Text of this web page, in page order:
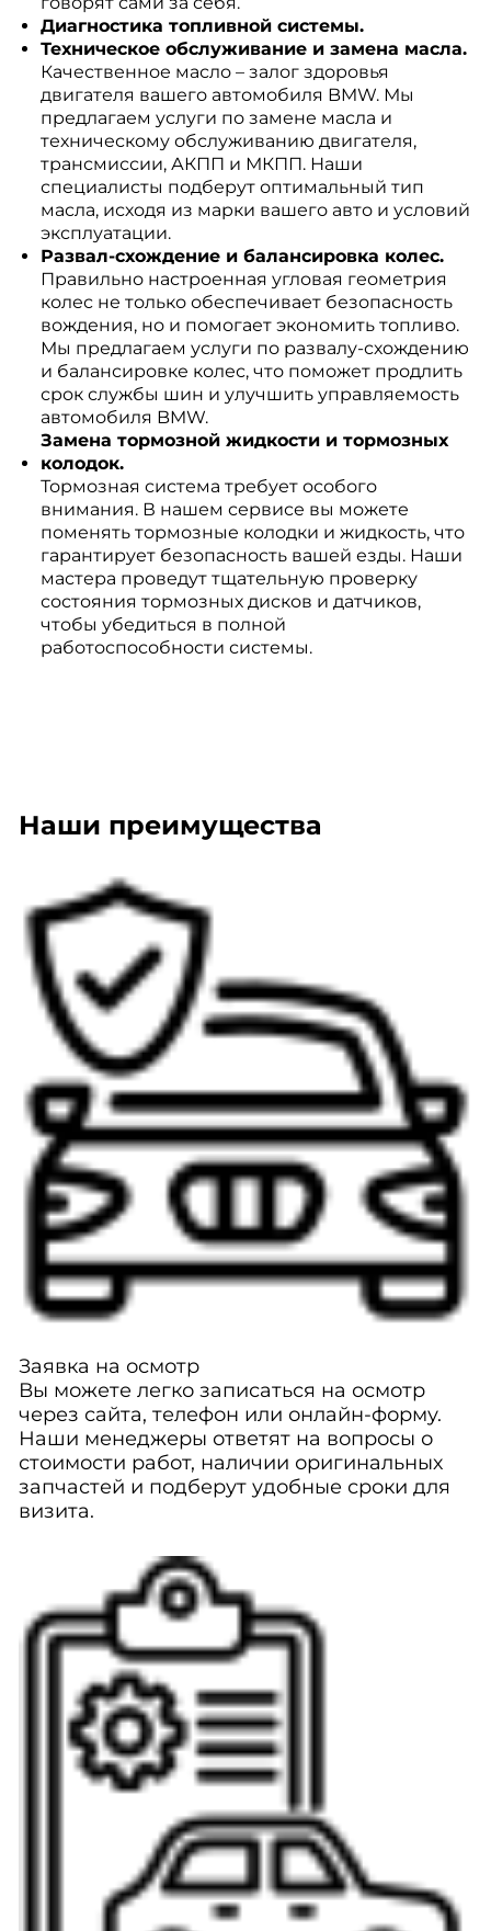
Диагностика топливной системы.
Техническое обслуживание и замена масла.
Качественное масло – залог здоровья
двигателя вашего автомобиля BMW. Мы
предлагаем услуги по замене масла и
техническому обслуживанию двигателя,
трансмиссии, АКПП и МКПП. Наши
специалисты подберут оптимальный тип
масла, исходя из марки вашего авто и условий
эксплуатации.
Развал-схождение и балансировка колес.
Правильно настроенная угловая геометрия
колес не только обеспечивает безопасность
вождения, но и помогает экономить топливо.
Мы предлагаем услуги по развалу-схождению
и балансировке колес, что поможет продлить
срок службы шин и улучшить управляемость
автомобиля BMW.
Замена тормозной жидкости и тормозных
колодок.
Тормозная система требует особого
внимания. В нашем сервисе вы можете
поменять тормозные колодки и жидкость, что
гарантирует безопасность вашей езды. Наши
мастера проведут тщательную проверку
состояния тормозных дисков и датчиков,
чтобы убедиться в полной
работоспособности системы.
Наши преимущества
Заявка на осмотр
Вы можете легко записаться на осмотр
через сайта, телефон или онлайн-форму.
Наши менеджеры ответят на вопросы о
стоимости работ, наличии оригинальных
запчастей и подберут удобные сроки для
визита.